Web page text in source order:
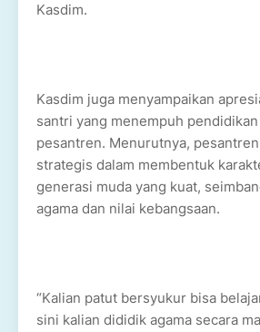
Kasdim.
Kasdim juga menyampaikan
santri yang menempuh
pesantren. Menurutnya,
strategis dalam membentuk
generasi muda yang kuat,
agama dan nilai kebangsaan.
“Kalian patut bersyukur bisa
sini kalian dididik agama secara